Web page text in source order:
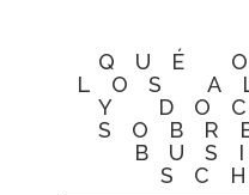
QUÉ
LOS
Y